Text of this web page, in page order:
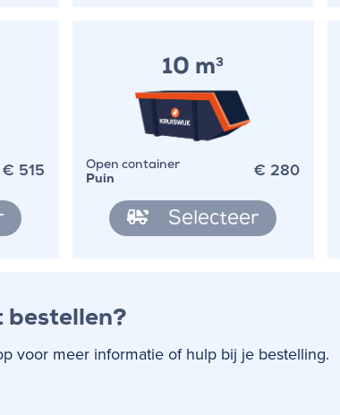
€ 515
10 m3
Open container
Puin
€ 280
Selecteer
bestellen?
voor meer informatie of hulp bij je bestelling.